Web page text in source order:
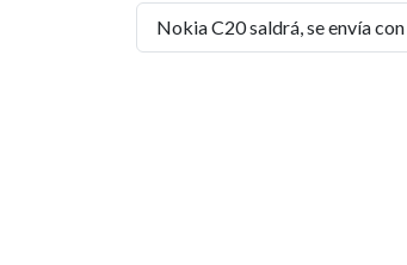
Nokia C20 saldrá, se envía con